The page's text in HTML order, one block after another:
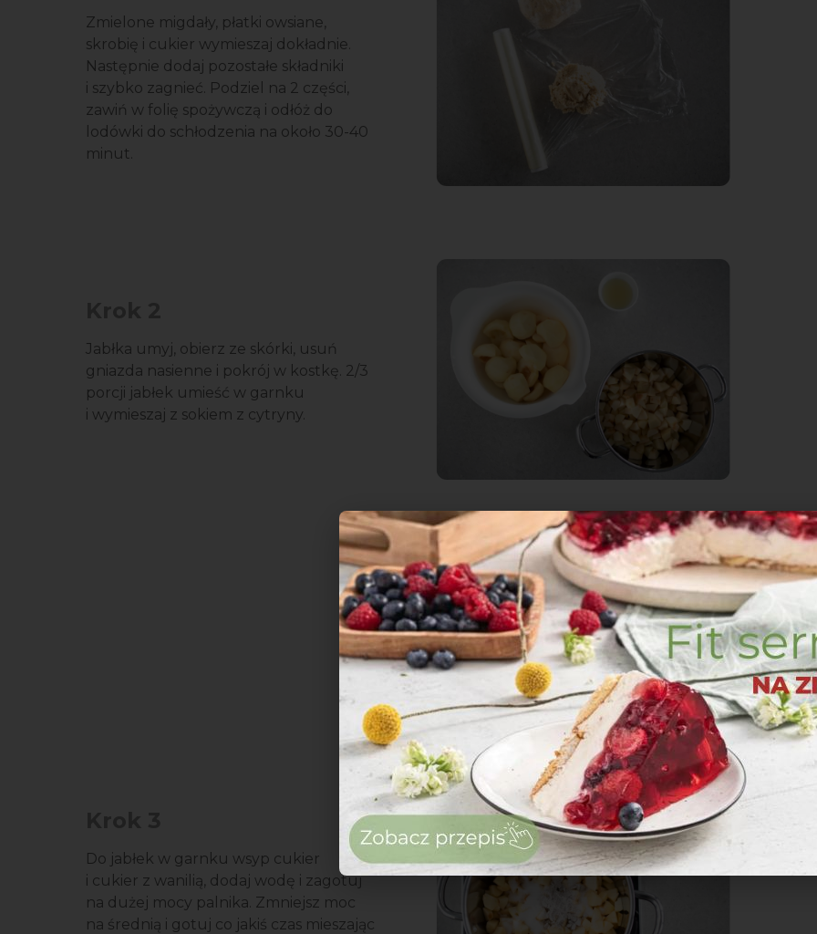
Zmielone migdały, płatki owsiane,
skrobię i cukier wymieszaj dokładnie.
Następnie dodaj pozostałe składniki
i szybko zagnieć. Podziel na 2 części,
zawiń w folię spożywczą i odłóż do
lodówki do schłodzenia na około 30-40
minut.
Jabłka umyj, obierz ze skórki, usuń
gniazda nasienne i pokrój w kostkę. 2/3
porcji jabłek umieść w garnku
i wymieszaj z sokiem z cytryny.
Do jabłek w garnku wsyp cukier
i cukier z wanilią, dodaj wodę i zagotuj
na dużej mocy palnika. Zmniejsz moc
na średnią i gotuj co jakiś czas mieszając